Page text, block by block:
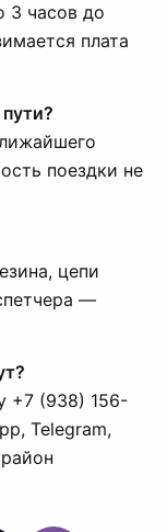
3 часов до
плата
поездки не
цепи
—
+7 (938) 156-
Telegram,